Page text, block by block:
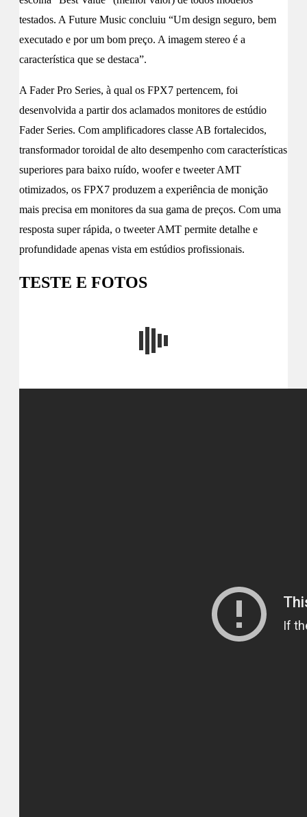
testados. A Future Music concluiu “Um design seguro, bem
executado e por um bom preço. A imagem stereo é a
característica que se destaca”.
A Fader Pro Series, à qual os FPX7 pertencem, foi
desenvolvida a partir dos aclamados monitores de estúdio
Fader Series. Com amplificadores classe AB fortalecidos,
transformador toroidal de alto desempenho com características
superiores para baixo ruído, woofer e tweeter AMT
otimizados, os FPX7 produzem a experiência de monição
mais precisa em monitores da sua gama de preços. Com uma
resposta super rápida, o tweeter AMT permite detalhe e
profundidade apenas vista em estúdios profissionais.
TESTE E FOTOS